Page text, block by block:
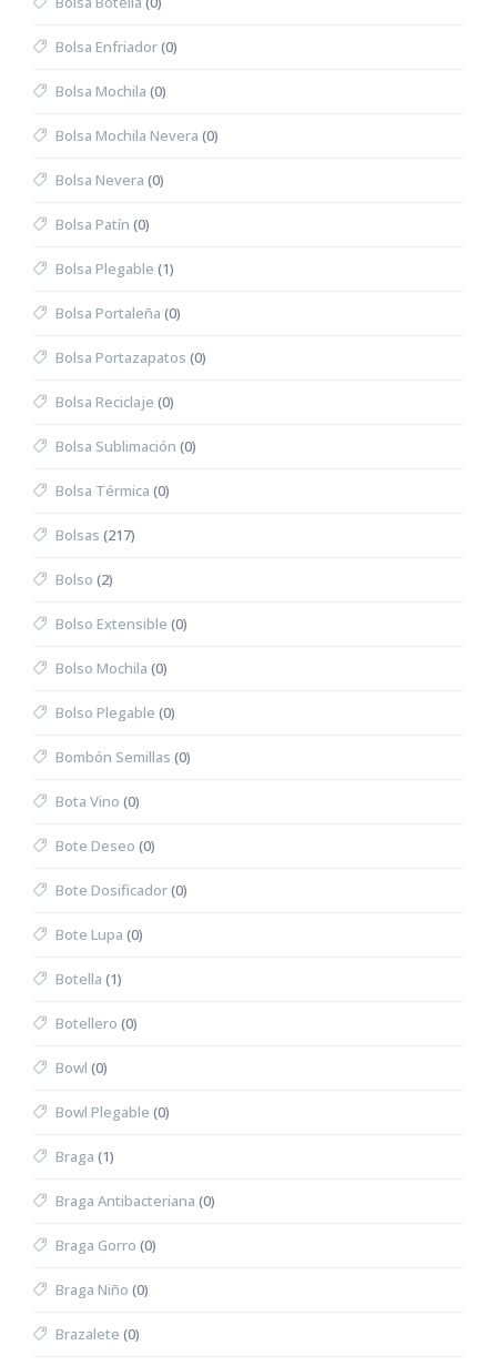
Bolsa Enfriador(0)
Bolsa Mochila (0)
Bolsa Mochila Nevera (0)
Bolsa Nevera (0)
Bolsa Patín (0)
Bolsa Plegable (1)
Bolsa Portaleña (0)
Bolsa Portazapatos (0)
Bolsa Reciclaje (0)
Bolsa Sublimación (0)
Bolsa Térmica (0)
Bolsas (217)
Bolso (2)
Bolso Extensible (0)
Bolso Mochila (0)
Bolso Plegable (0)
Bombón Semillas (0)
Bota Vino (0)
Bote Deseo (0)
Bote Dosificador(0)
Bote Lupa (0)
Botella (1)
Botellero (0)
Bowl (0)
Bowl Plegable (0)
Braga (1)
Braga Antibacteriana (0)
Braga Gorro (0)
Braga Niño (0)
Brazalete (0)